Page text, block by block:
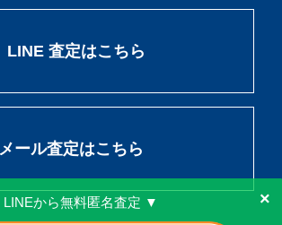
LINE 査定はこちら
メール査定はこちら
LINEから無料匿名査定 ▼ ×